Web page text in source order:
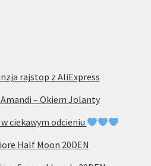
rajstop z AliExpress
– Okiem Jolanty
ciekawym odcieniu
Half Moon 20DEN